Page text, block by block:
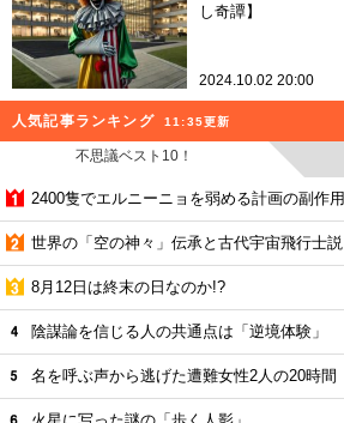
し奇譚】
2024.10.02 20:00
人気記事ランキング 11:35更新
不思議ベスト10！
2400隻でエルニーニョを弱める計画の副作用
世界の「空の神々」伝承と古代宇宙飛行士説
8月12日は終末の日なのか!?
陰謀論を信じる人の共通点は「逆境体験」
名を呼ぶ声から逃げた遭難女性2人の20時間